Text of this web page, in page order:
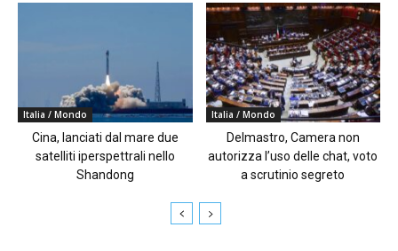
Italia / Mondo
Cina, lanciati dal mare due
satelliti iperspettrali nello
Shandong
Italia / Mondo
Delmastro, Camera non
autorizza l’uso delle chat, voto
a scrutinio segreto